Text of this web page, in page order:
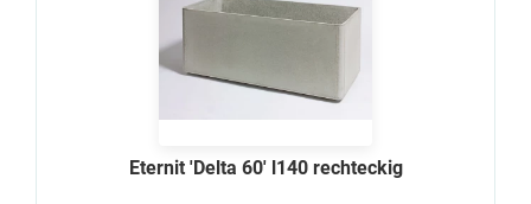
Eternit 'Delta 60' l140 rechteckig